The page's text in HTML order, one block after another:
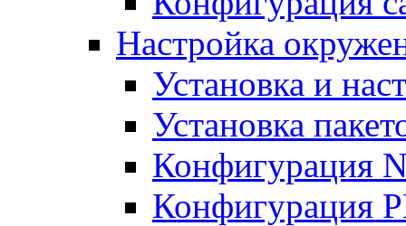
Настройка
Установка и
Установка
Конфигурация
Конфигурация